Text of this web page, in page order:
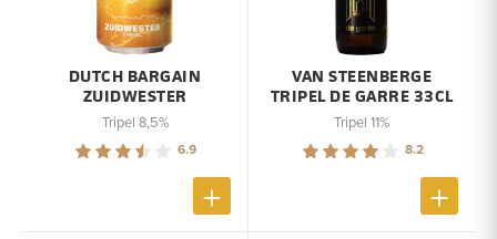
DUTCH BARGAIN
ZUIDWESTER
Tripel 8,5%
6.9
VAN STEENBERGE
TRIPEL DE GARRE 33CL
Tripel 11%
8.2